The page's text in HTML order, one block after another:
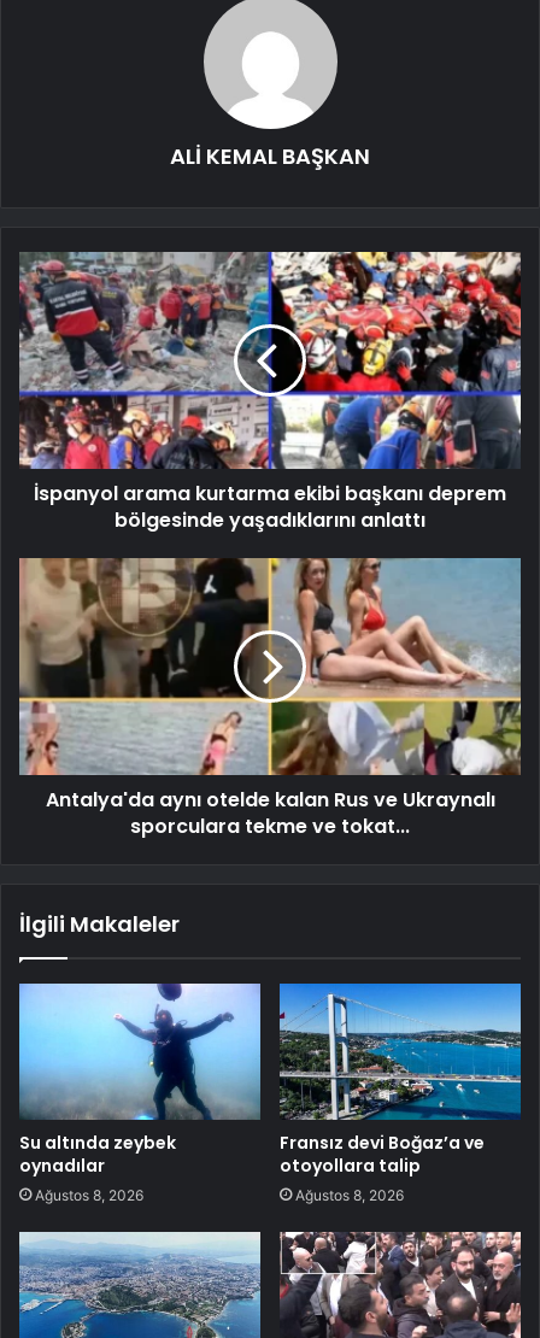
ALİ KEMAL BAŞKAN
İspanyol arama kurtarma ekibi başkanı deprem
bölgesinde yaşadıklarını anlattı
Antalya'da aynı otelde kalan Rus ve Ukraynalı
sporculara tekme ve tokat...
İlgili Makaleler
Su altında zeybek
oynadılar
Ağustos 8, 2026
Fransız devi Boğaz’a ve
otoyollara talip
Ağustos 8, 2026